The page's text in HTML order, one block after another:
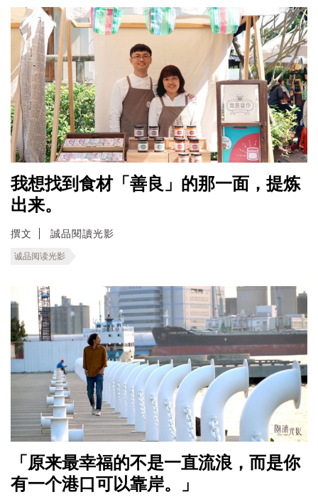
我想找到食材「善良」的那一面，提炼
出来。
撰文 誠品閱讀光影
诚品阅读光影
「原来最幸福的不是一直流浪，而是你
有一个港口可以靠岸。」